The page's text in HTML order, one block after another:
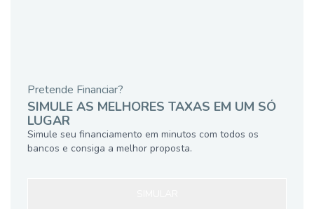
Pretende Financiar?
SIMULE AS MELHORES TAXAS EM UM SÓ
LUGAR
Simule seu financiamento em minutos com todos os
bancos e consiga a melhor proposta.